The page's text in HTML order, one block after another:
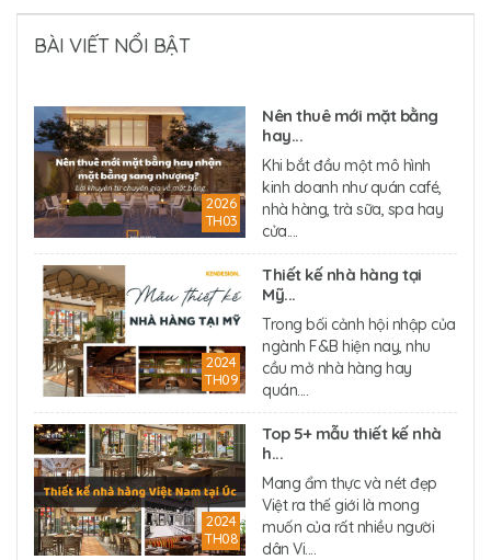
BÀI VIẾT NỔI BẬT
2026
TH03
Nên thuê mới mặt bằng
hay...
Khi bắt đầu một mô hình
kinh doanh như quán café,
nhà hàng, trà sữa, spa hay
cửa....
2024
TH09
Thiết kế nhà hàng tại
Mỹ...
Trong bối cảnh hội nhập của
ngành F&B hiện nay, nhu
cầu mở nhà hàng hay
quán....
2024
TH08
Top 5+ mẫu thiết kế nhà
h...
Mang ẩm thực và nét đẹp
Việt ra thế giới là mong
muốn của rất nhiều người
dân Vi....